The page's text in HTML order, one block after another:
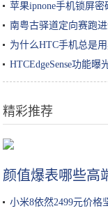
苹果ipnone手机锁屏
南粤古驿道定向赛跑
为什么HTC手机总是
HTCEdgeSense功能曝
精彩推荐
豆腐这样做太香了，
颜值爆表哪些高
小米8依然2499元价格